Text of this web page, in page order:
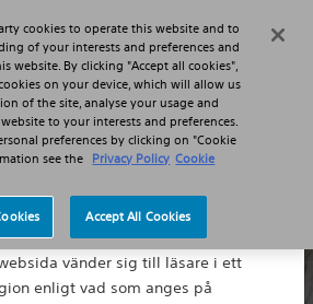
Genom att klicka på knappen
att:
vänder sig till läsare i ett
enligt vad som anges på
kan vara en kamp, men det finns
som ger smärtlindring och förbättrar
cookies to operate this website and to
of your interests and preferences and
website. By clicking "Accept all cookies",
on your device, which will allow us
of the site, analyse your usage and
to your interests and preferences.
preferences by clicking on "Cookie
see the Privacy Policy Cookie
Accept All Cookies